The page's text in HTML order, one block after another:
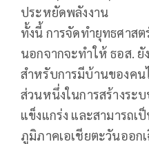
ประหยัดพลังงาน
ทั้งนี้ การจัดทำยุทธศาสต
นอกจากจะทำให้ ธอส.
สำหรับการมีบ้านของคน
ส่วนหนึ่งในการสร้างระ
แข็งแกร่ง และสามารถเ
ภูมิภาคเอเชียตะวันออก